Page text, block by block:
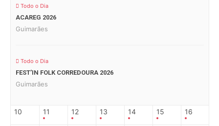
Todo o Dia
ACAREG 2026
Guimarães
Todo o Dia
FEST’IN FOLK CORREDOURA 2026
Guimarães
10 11 12 13 14 15 16